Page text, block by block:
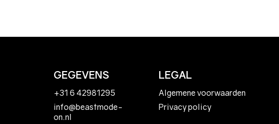
GEGEVENS
+31 6 42981295
info@beastmode-
on.nl
LEGAL
Algemene voorwaarden
Privacy policy